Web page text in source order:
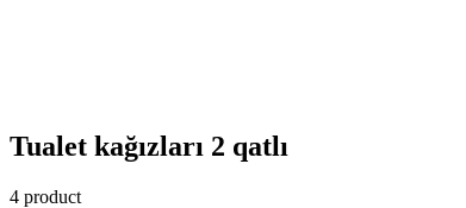
Tualet kağızları 2 qatlı
4 product